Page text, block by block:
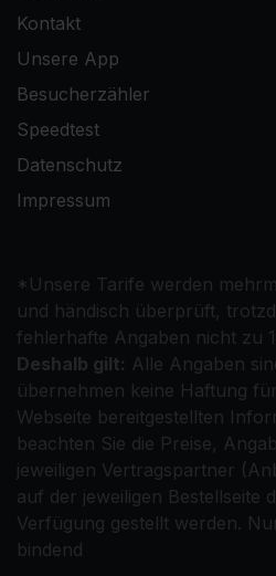
Kontakt
Unsere App
Besucherzähler
Speedtest
Datenschutz
Impressum
*Unsere Tarife werden
und händisch überprüft,
fehlerhafte Angaben nicht zu
Deshalb gilt: Alle Angaben
übernehmen keine Haftung
Webseite bereitgestellten
beachten Sie die Preise,
jeweiligen Vertragspartner
auf der jeweiligen Bestellseite
Verfügung gestellt werden.
bindend